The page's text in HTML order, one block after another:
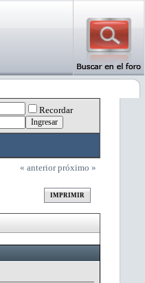
Recordar
« anterior próximo »
IMPRIMIR